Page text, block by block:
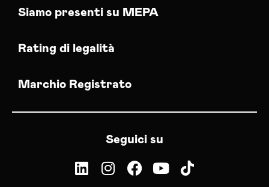
Siamo presenti su MEPA
Rating di legalità
Marchio Registrato
Seguici su